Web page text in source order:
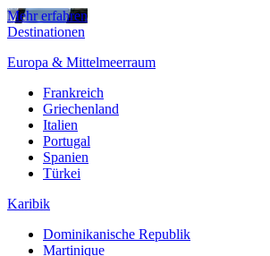
Mehr erfahren
Destinationen
Europa & Mittelmeerraum
Frankreich
Griechenland
Italien
Portugal
Spanien
Türkei
Karibik
Dominikanische Republik
Martinique